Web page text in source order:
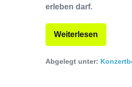
erleben darf.
Weiterlesen
Abgelegt unter: